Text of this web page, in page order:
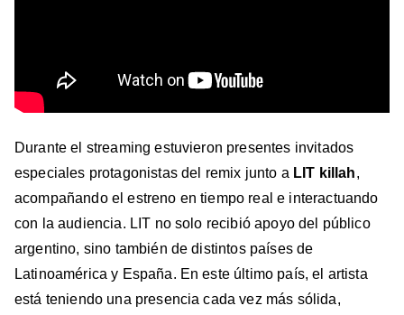
Durante el streaming estuvieron presentes invitados
especiales protagonistas del remix junto a LIT killah,
acompañando el estreno en tiempo real e interactuando
con la audiencia. LIT no solo recibió apoyo del público
argentino, sino también de distintos países de
Latinoamérica y España. En este último país, el artista
está teniendo una presencia cada vez más sólida,